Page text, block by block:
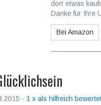
dort etwas
Danke für Ihre
Bei Amazon
· 1 x als hilfreich